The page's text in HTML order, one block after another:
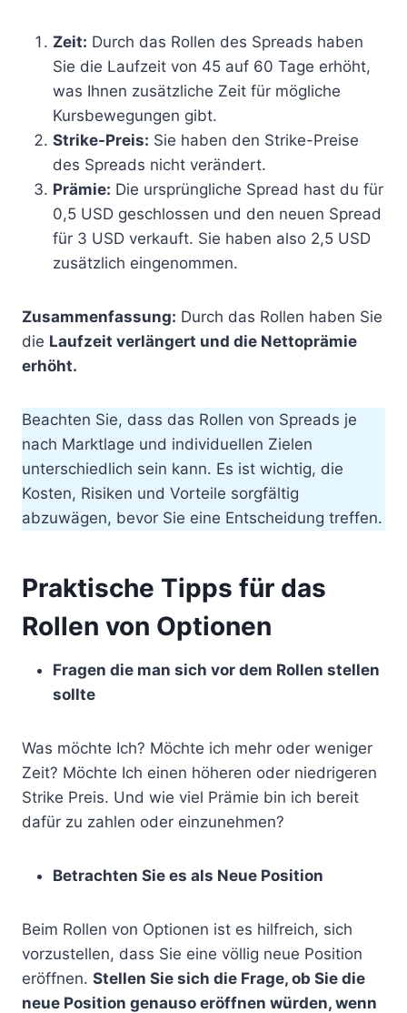
Zeit: Durch das Rollen des Spreads haben
Sie die Laufzeit von 45 auf 60 Tage erhöht,
was Ihnen zusätzliche Zeit für mögliche
Kursbewegungen gibt.
Strike-Preis: Sie haben den Strike-Preise
des Spreads nicht verändert.
Prämie: Die ursprüngliche Spread hast du für
0,5 USD geschlossen und den neuen Spread
für 3 USD verkauft. Sie haben also 2,5 USD
zusätzlich eingenommen.
Zusammenfassung: Durch das Rollen haben Sie
die Laufzeit verlängert und die Nettoprämie
erhöht.
Beachten Sie, dass das Rollen von Spreads je
nach Marktlage und individuellen Zielen
unterschiedlich sein kann. Es ist wichtig, die
Kosten, Risiken und Vorteile sorgfältig
abzuwägen, bevor Sie eine Entscheidung treffen.
Praktische Tipps für das
Rollen von Optionen
Fragen die man sich vor dem Rollen stellen
sollte
Was möchte Ich? Möchte ich mehr oder weniger
Zeit? Möchte Ich einen höheren oder niedrigeren
Strike Preis. Und wie viel Prämie bin ich bereit
dafür zu zahlen oder einzunehmen?
Betrachten Sie es als Neue Position
Beim Rollen von Optionen ist es hilfreich, sich
vorzustellen, dass Sie eine völlig neue Position
eröffnen. Stellen Sie sich die Frage, ob Sie die
neue Position genauso eröffnen würden, wenn